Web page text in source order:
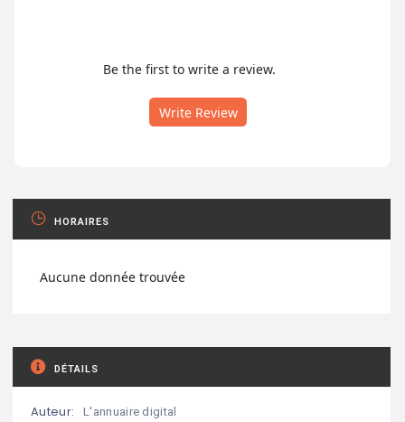
Be the first to write a review.
Write Review
HORAIRES
Aucune donnée trouvée
DÉTAILS
Auteur: L'annuaire digital